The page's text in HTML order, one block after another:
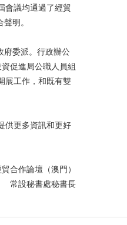
會議均通過了經貿
明。
府委派。行政辦公
促進局公職人員組
展工作，和既有雙
供更多資訊和更好
合作論壇（澳門）
常設秘書處秘書長